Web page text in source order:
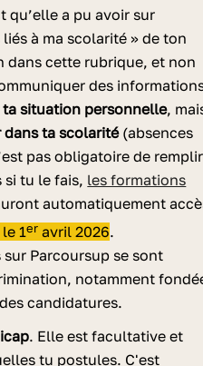
qu’elle a pu avoir sur
à ma scolarité » de ton
dans cette rubrique, et non
des
situation personnelle,
dans ta scolarité(absences
pas obligatoire de remplir
si tu le fais, les formations
automatiquement
1er avril 2026.
Parcoursup se sont
notamment
candidatures.
. Elle est facultative et
tu postules. C'est